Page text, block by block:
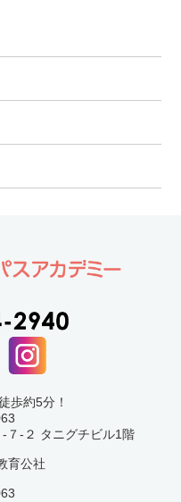
歩約5分！
７-２ タニグチビル1階
育公社